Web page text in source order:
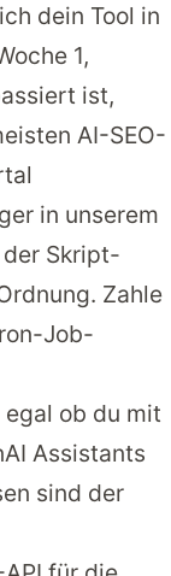
dein Tool in
1,
ist,
AI-SEO-
in unserem
Skript-
Zahle
Job-
ob du mit
Assistants
sind der